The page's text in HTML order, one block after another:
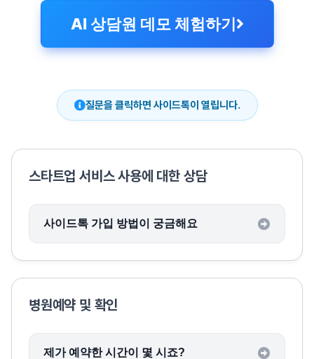
AI 상담원 데모 체험하기
질문을 클릭하면 사이드톡이 열립니다.
스타트업 서비스 사용에 대한 상담
사이드톡 가입 방법이 궁금해요
병원예약 및 확인
제가 예약한 시간이 몇 시죠?